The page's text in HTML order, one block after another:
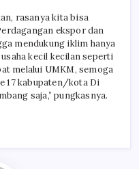
rasanya kita bisa
ekspor dan
mendukung iklim hanya
kecil kecilan seperti
melalui UMKM, semoga
17 kabupaten/kota Di
saja,” pungkasnya.